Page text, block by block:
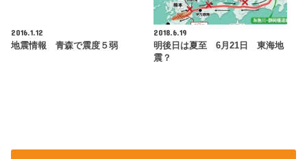
2016.1.12
地震情報 青森で震度５弱
2018.6.19
明後日は夏至 6月21日 東海地
震？